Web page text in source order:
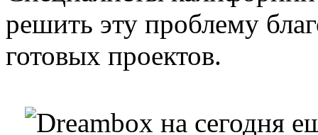
решить эту проблему
готовых проектов.